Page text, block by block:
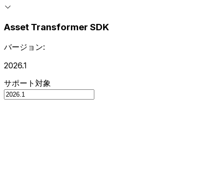
Asset Transformer SDK
バージョン:
2026.1
サポート対象